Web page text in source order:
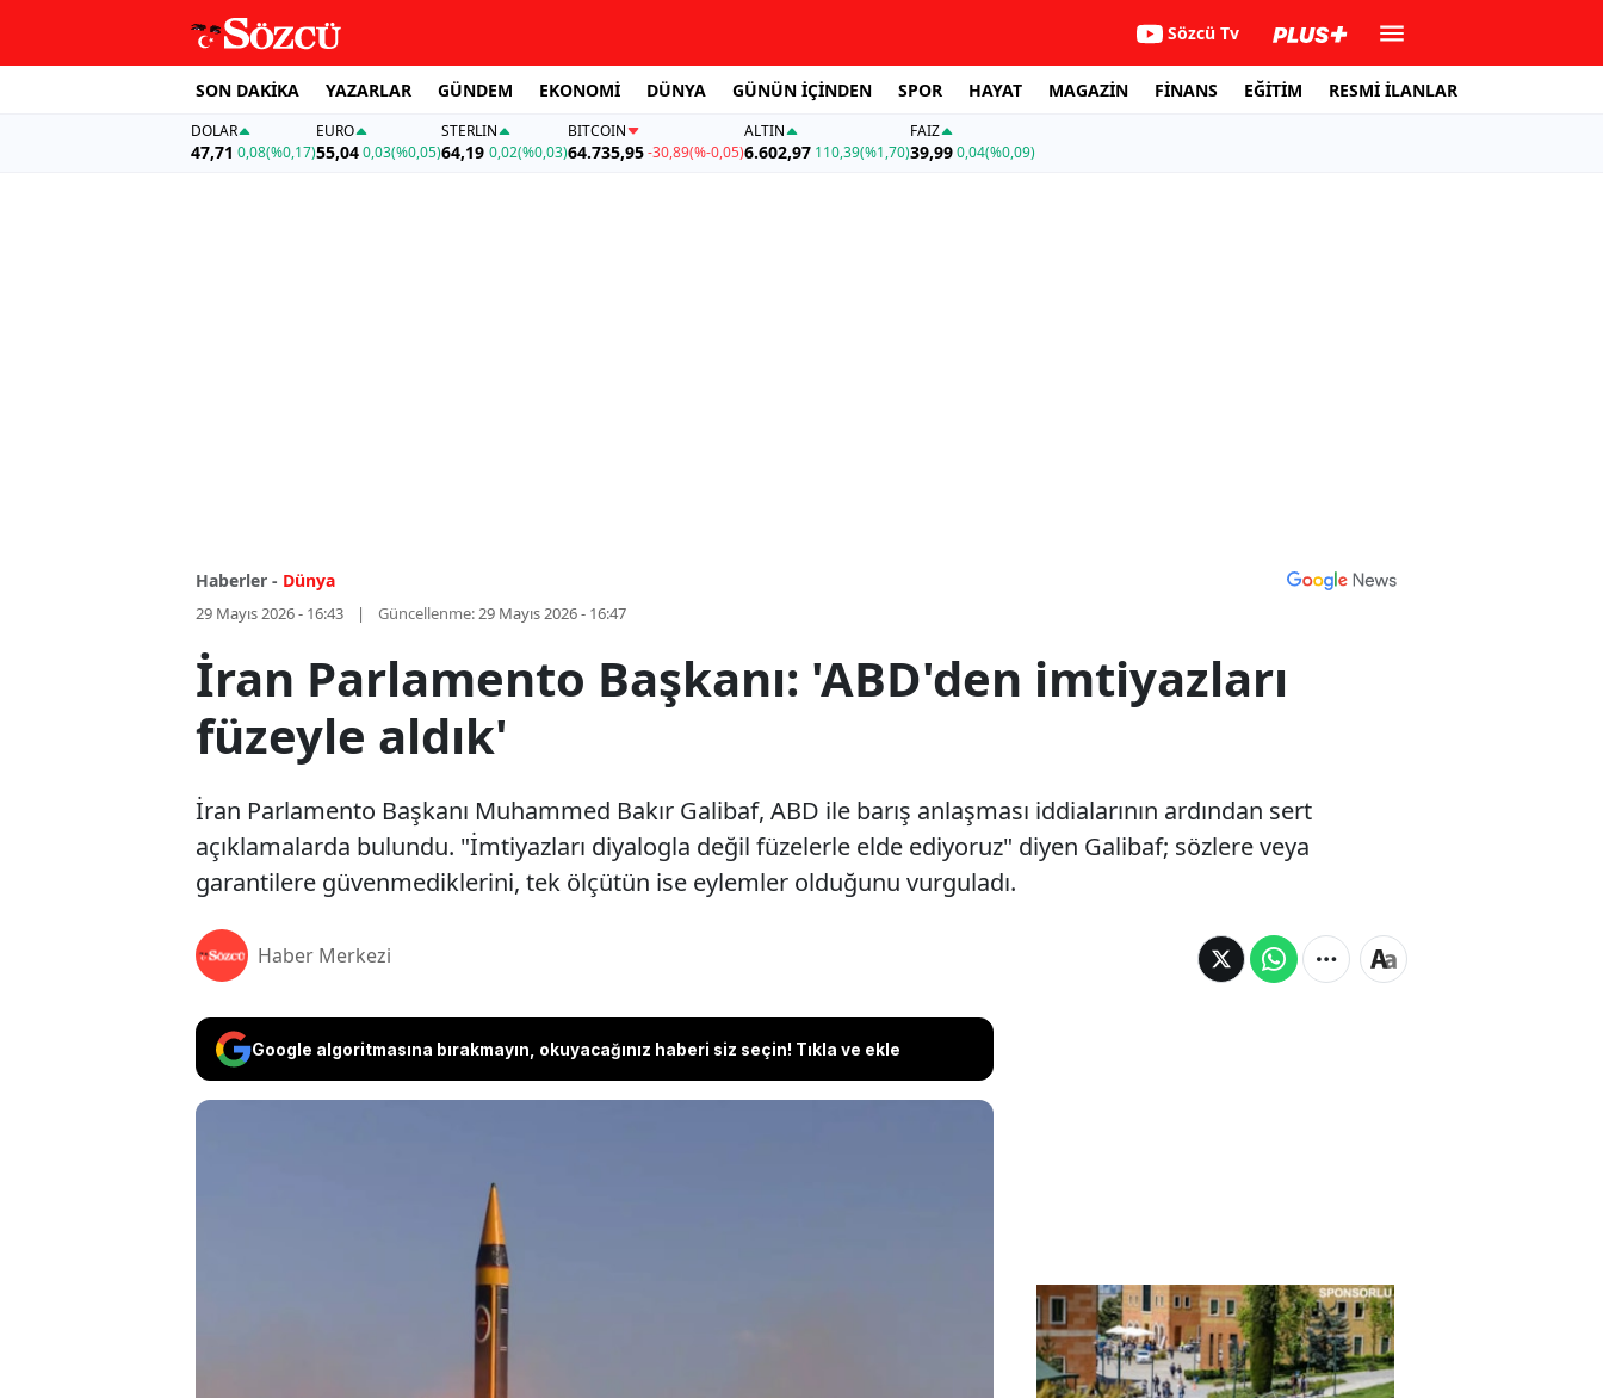
Sözcü Tv
SON DAKİKA YAZARLAR GÜNDEM EKONOMİ DÜNYA GÜNÜN İÇİNDEN SPOR HAYAT MAGAZİN FİNANS EĞİTİM RESMİ İLANLAR
DOLAR
47,71 0,08(%0,17)
EURO
55,04 0,03(%0,05)
STERLIN
64,19 0,02(%0,03)
BITCOIN
64.735,95-30,89(%-0,05)
ALTIN
6.602,97 110,39(%1,70)
FAİZ
39,990,04(%0,09)
Haberler - Dünya
29 Mayıs 2026 - 16:43 Güncellenme:29 Mayıs 2026 - 16:47
İran Parlamento Başkanı: 'ABD'den imtiyazları
füzeyle aldık'
İran Parlamento Başkanı Muhammed Bakır Galibaf, ABD ile barış anlaşması iddialarının ardından sert
açıklamalarda bulundu. "İmtiyazları diyalogla değil füzelerle elde ediyoruz" diyen Galibaf; sözlere veya
garantilere güvenmediklerini, tek ölçütün ise eylemler olduğunu vurguladı.
Haber Merkezi
Google algoritmasına bırakmayın, okuyacağınız haberi siz seçin! Tıkla ve ekle
İran Parlamento Başkanı Muhammed Bakır Galibaf, ABD ile barış
anlaşması iddialarının ardından sert açıklamalarda bulundu.
"İmtiyazları diyalogla değil füzelerle elde ediyoruz" diyen Galibaf;
sözlere veya garantilere güvenmediklerini, tek ölçütün ise eylemler
olduğunu vurguladı.